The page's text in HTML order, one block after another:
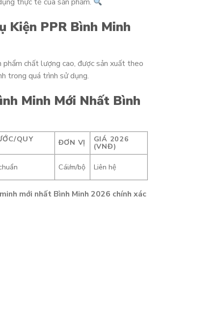
Kiện PPR Bình Minh
chất lượng cao, được sản xuất theo
trong quá trình sử dụng.
Minh Mới Nhất Bình
QUY ĐƠN VỊ GIÁ 2026
(VNĐ)
Cái/m/bộ Liên hệ
mới nhất Bình Minh 2026 chính xác